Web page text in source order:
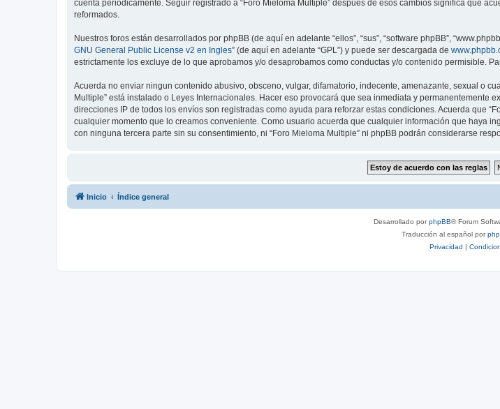
cuenta periódicamente. Seguir registrado a “Foro Mieloma Multiple” después de esos cambios significa que
reformados.
Nuestros foros están desarrollados por phpBB (de aquí en adelante “ellos”, “sus”, “software phpBB”,
GNU General Public License v2 en Ingles” (de aquí en adelante “GPL”) y puede ser descargada de
estrictamente los excluye de lo que aprobamos y/o desaprobamos como conductas y/o contenido permisible.
Acuerda no enviar ningun contenido abusivo, obsceno, vulgar, difamatorio, indecente, amenazante, sexual o
Multiple” está instalado o Leyes Internacionales. Hacer eso provocará que sea inmediata y
direcciones IP de todos los envíos son registradas como ayuda para reforzar estas condiciones. Acuerda que
cualquier momento que lo creamos conveniente. Como usuario acuerda que cualquier información que haya
con ninguna tercera parte sin su consentimiento, ni “Foro Mieloma Multiple” ni phpBB podrán considerarse
Inicio Índice general
Desarrollado porphpBB® Forum
Traducción al español por
Privacidad |